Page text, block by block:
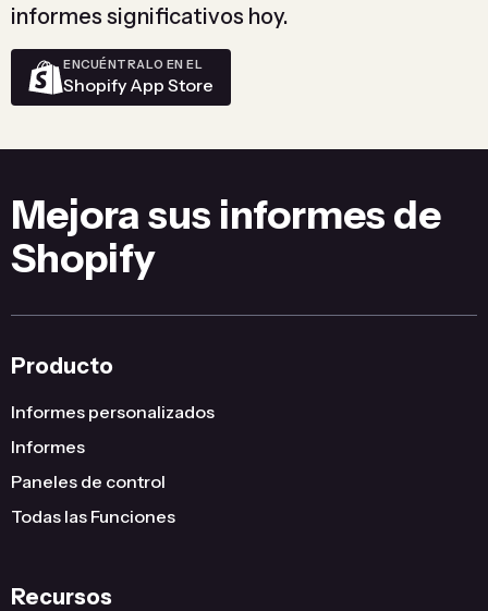
informes significativos hoy.
ENCUÉNTRALO EN EL
Shopify App Store
Mejora sus informes de
Shopify
Producto
Informes personalizados
Informes
Paneles de control
Todas las Funciones
Recursos